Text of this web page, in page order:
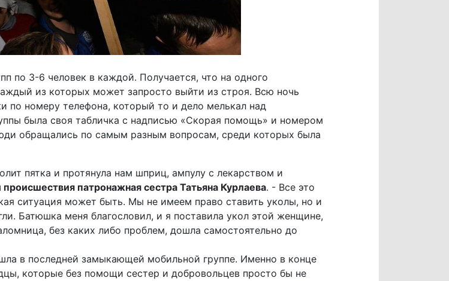
по 3-6 человек в каждой. Получается, что на одного
из которых может запросто выйти из строя. Всю ночь
номеру телефона, который то и дело мелькал над
была своя табличка с надписью «Скорая помощь» и номером
обращались по самым разным вопросам, среди которых была
пятка и протянула нам шприц, ампулу с лекарством и
патронажная сестра Татьяна Курлаева. - Все это
ситуация может быть. Мы не имеем право ставить уколы, но и
Батюшка меня благословил, и я поставила укол этой женщине,
без каких либо проблем, дошла самостоятельно до
в последней замыкающей мобильной группе. Именно в конце
которые без помощи сестер и добровольцев просто бы не